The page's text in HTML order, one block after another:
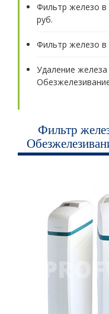
Фильтр железо в
руб.
Фильтр железо в
Удаление
Фильтр